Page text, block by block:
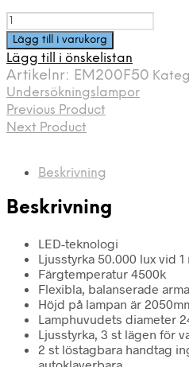
Undersökningslampa
mobil
med
50
000
lux
LED
mängd
Lägg till i varukorg
Lägg till i önskelistan
Artikelnr: EM200F50
Undersökningslampor
Previous Product
Next Product
Beskrivning
Beskrivning
LED-teknologi
Ljusstyrka 50.000 lux vid 1
Färgtemperatur 4500k
Flexibla, balanserade
Höjd på lampan är
Lamphuvudets diameter
Ljusstyrka, 3 st lägen för
2 st löstagbara handtag